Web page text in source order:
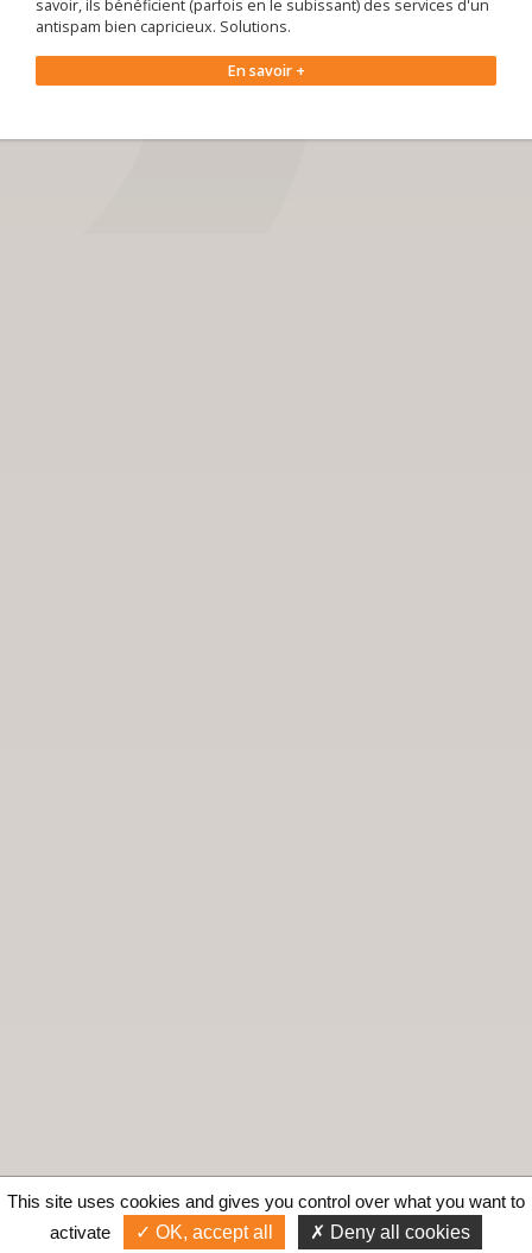
savoir, ils bénéficient (parfois en le subissant) des services d'un
antispam bien capricieux. Solutions.
En savoir +
This site uses cookies and gives you control over what you want to
activate
OK, accept all Deny all cookies